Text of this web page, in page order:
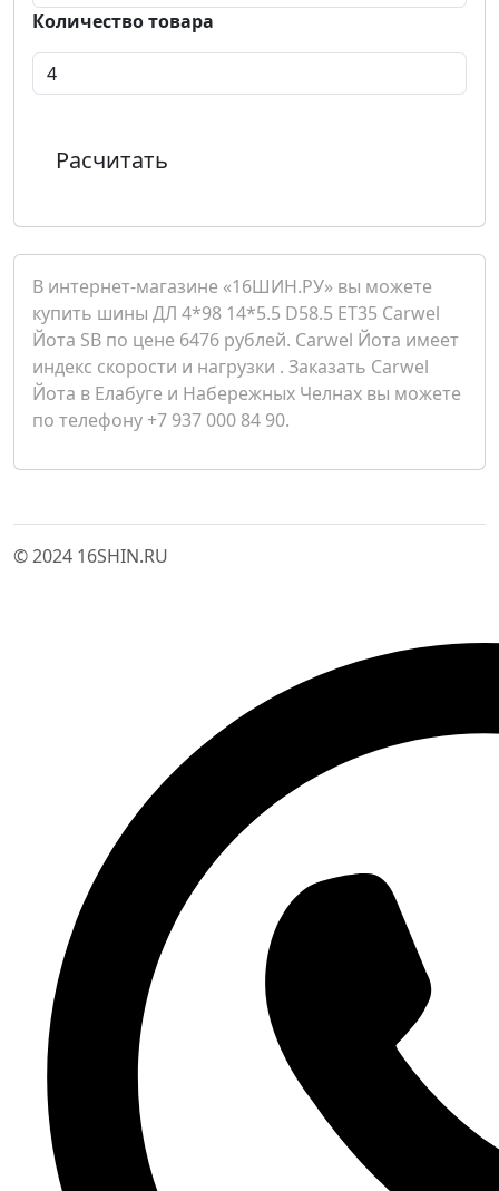
Количество товара
Расчитать
В интернет-магазине «16ШИН.РУ» вы можете
купить шины ДЛ 4*98 14*5.5 D58.5 ET35 Carwel
Йота SB по цене 6476 рублей. Carwel Йота имеет
индекс скорости и нагрузки . Заказать Carwel
Йота в Елабуге и Набережных Челнах вы можете
по телефону +7 937 000 84 90.
© 2024 16SHIN.RU